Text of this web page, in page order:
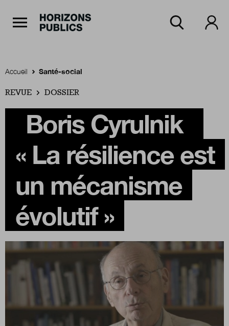
Accueil
Rubriques
Numéros
Boutique
Qui sommes-nous ?
Accueil Santé-social
REVUE DOSSIER
Boris Cyrulnik
« La résilience est
un mécanisme
évolutif »